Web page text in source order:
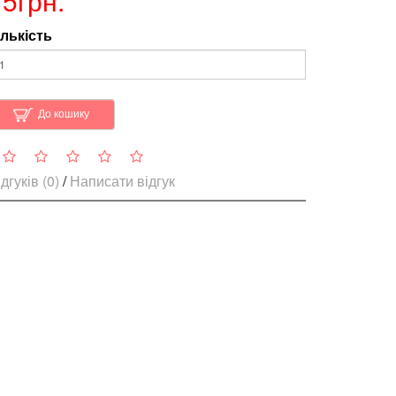
До кошику
(0) /Написати відгук